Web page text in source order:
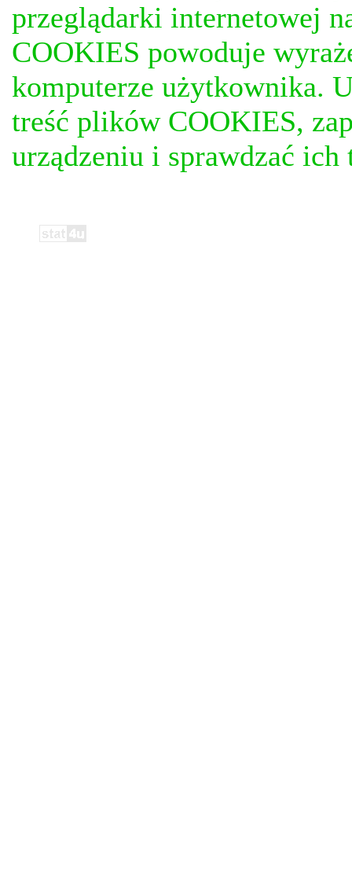
przeglądarki internetowej
COOKIES powoduje
komputerze użytkownika.
treść plików COOKIES,
urządzeniu i sprawdzać ich